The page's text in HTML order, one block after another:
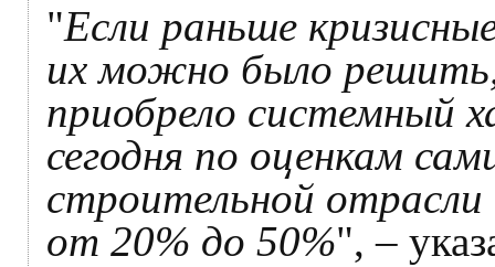
"Если раньше
их можно было
приобрело системный
сегодня по оценкам
строительной
от 20% до 50%", –